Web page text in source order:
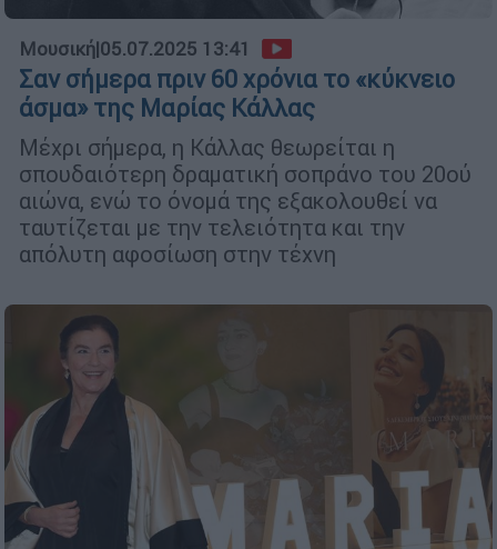
Μουσική|05.07.2025 13:41
Σαν σήμερα πριν 60 χρόνια το «κύκνειο
άσμα» της Μαρίας Κάλλας
Μέχρι σήμερα, η Κάλλας θεωρείται η
σπουδαιότερη δραματική σοπράνο του 20ού
αιώνα, ενώ το όνομά της εξακολουθεί να
ταυτίζεται με την τελειότητα και την
απόλυτη αφοσίωση στην τέχνη